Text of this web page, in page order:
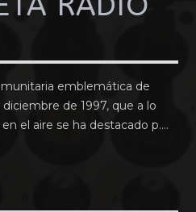
emblemática de
de 1997, que a lo
el aire se ha destacado p....